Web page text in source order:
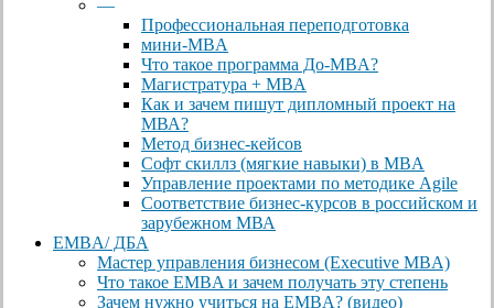
—
Профессиональная переподготовка
мини-MBA
Что такое программа До-MBA?
Магистратура + MBA
Как и зачем пишут дипломный проект на
МВА?
Метод бизнес-кейсов
Софт скиллз (мягкие навыки) в MBA
Управление проектами по методике Agile
Соответствие бизнес-курсов в российском и
зарубежном МВА
EMBA/ ДБA
Мастер управления бизнесом (Executive MBA)
Что такое EMBA и зачем получать эту степень
Зачем нужно учиться на EMBA? (видео)